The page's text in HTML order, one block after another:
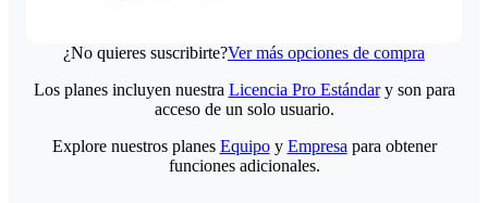
¿No quieres suscribirte?Ver más opciones de compra
Los planes incluyen nuestra Licencia Pro Estándary son para
acceso de un solo usuario.
Explore nuestros planes Equipoy Empresa para obtener
funciones adicionales.